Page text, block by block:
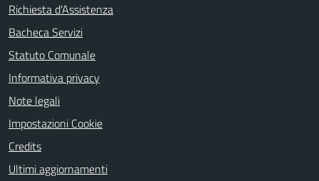
Richiesta d'Assistenza
Bacheca Servizi
Statuto Comunale
Informativa privacy
Note legali
Impostazioni Cookie
Credits
Ultimi aggiornamenti